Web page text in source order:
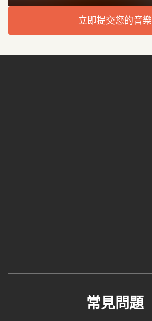
立即提交您的音樂
常見問題